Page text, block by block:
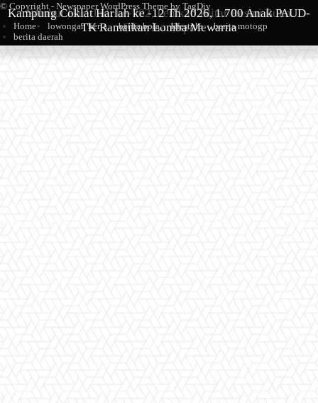
Produk Kopi Premium Asal Wonodadi Ramaikan Blitarian
Expo 2026
Sambut Hari Jadi ke-702, Pemkab Blitar Resmi Buka
Blitarian Expo
Kampung Coklat Harlah ke -12 Th 2026, 1.700 Anak PAUD-
TK Ramaikan Lomba Mewarna
© Copyright - Newspaper WordPress Theme by TagDiv
Home
lowongan kerja berita bola lifestyle
berita motogp
berita daerah